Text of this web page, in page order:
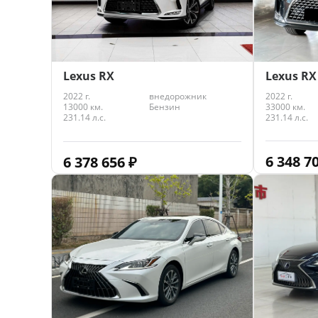
Lexus RX
2022 г.
внедорожник
13000 км.
Бензин
231.14 л.с.
6 378 656₽
Lexus RX
2022 г.
33000 км.
231.14 л.с.
6 348